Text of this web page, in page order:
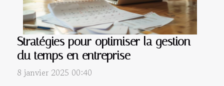
Stratégies pour optimiser la gestion
du temps en entreprise
8 janvier 2025 00:40